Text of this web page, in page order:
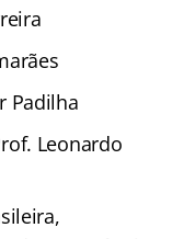
Padilha
Leonardo